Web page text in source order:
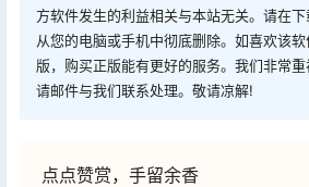
方软件发生的利益相关与本站无关。请在下
从您的电脑或手机中彻底删除。如喜欢该
版，购买正版能有更好的服务。我们非常
请邮件与我们联系处理。敬请凉解!
点点赞赏，手留余香